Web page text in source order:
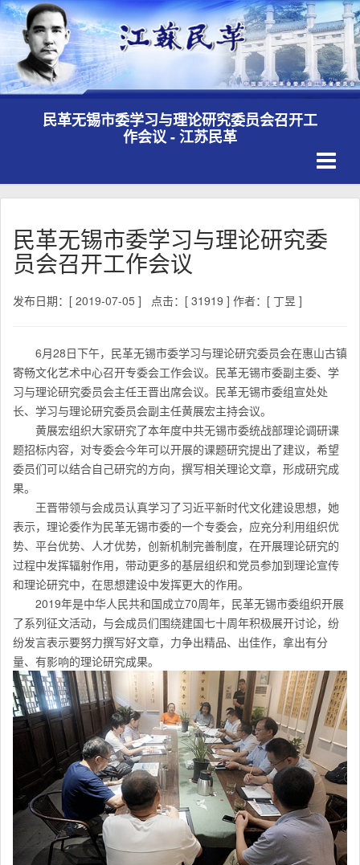
民革无锡市委学习与理论研究委员会召开工
作会议 - 江苏民革
民革无锡市委学习与理论研究委
员会召开工作会议
发布日期：[ 2019-07-05 ] 点击：[ 31919 ] 作者：[ 丁昱 ]
6月28日下午，民革无锡市委学习与理论研究委员会在惠山古镇
寄畅文化艺术中心召开专委会工作会议。民革无锡市委副主委、学
习与理论研究委员会主任王晋出席会议。民革无锡市委组宣处处
长、学习与理论研究委员会副主任黄展宏主持会议。
黄展宏组织大家研究了本年度中共无锡市委统战部理论调研课
题招标内容，对专委会今年可以开展的课题研究提出了建议，希望
委员们可以结合自己研究的方向，撰写相关理论文章，形成研究成
果。
王晋带领与会成员认真学习了习近平新时代文化建设思想，她
表示，理论委作为民革无锡市委的一个专委会，应充分利用组织优
势、平台优势、人才优势，创新机制完善制度，在开展理论研究的
过程中发挥辐射作用，带动更多的基层组织和党员参加到理论宣传
和理论研究中，在思想建设中发挥更大的作用。
2019年是中华人民共和国成立70周年，民革无锡市委组织开展
了系列征文活动，与会成员们围绕建国七十周年积极展开讨论，纷
纷发言表示要努力撰写好文章，力争出精品、出佳作，拿出有分
量、有影响的理论研究成果。